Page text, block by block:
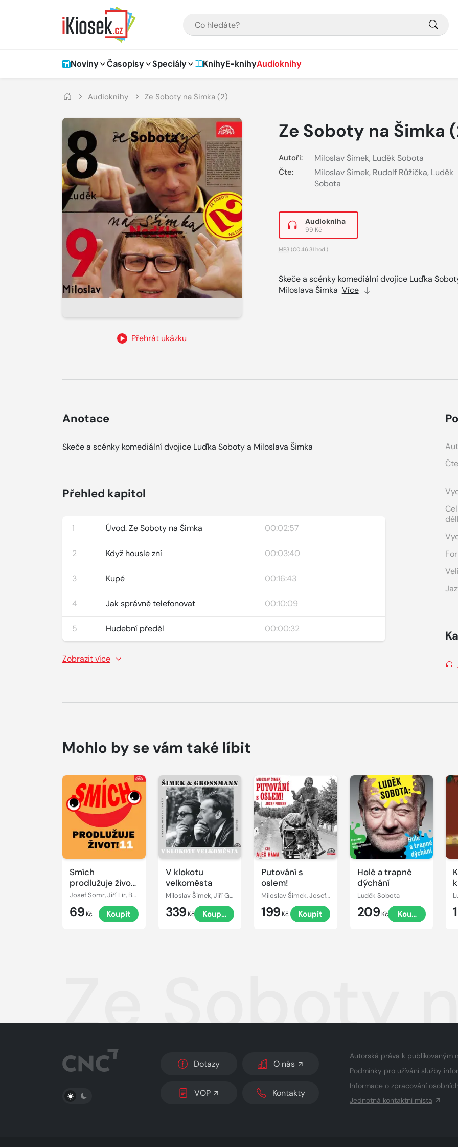
Hlavní navigace
Noviny Časopisy Speciály KnihyE-knihyAudioknihy
Audioknihy Ze Soboty na Šimka (2)
Přehrát ukázku
Ze Soboty na Šimka
Autoři: Miloslav Šimek, Luděk Sobota
Čte: Miloslav Šimek, Rudolf Růžička, Luděk
Sobota
Audiokniha
99 Kč
MP3(00:46:31 hod.)
Skeče a scénky komediální dvojice Luďka
Miloslava Šimka Více
Anotace
Skeče a scénky komediální dvojice Luďka Soboty a Miloslava Šimka
Přehled kapitol
1 Úvod. Ze Soboty na Šimka 00:02:57
2 Když housle zní 00:03:40
3 Kupé 00:16:43
4 Jak správně telefonovat 00:10:09
5 Hudební předěl 00:00:32
Zobrazit více
Mohlo by se vám také líbit
Smích
prodlužuje život!
11
Josef Somr, Jiří Lír, Barbora Hrzánová, Jiří Grossmann, Václav Postránecký, Miroslav Moravec, Jiří Štuchal, Josef Velda, Miloslav Šimek, František Nepil
69 Kč Koupit
Přehrát
ukázku
V klokotu
velkoměsta
Miloslav Šimek, Jiří Grossmann
339 Kč Koupit
Přehrát
ukázku
Putování s
oslem!
Miloslav Šimek, Josef Fousek
199 Kč Koupit
Přehrát
ukázku
Holé a trapné
dýchání
Luděk Sobota
209 Kč Koupit
Přehrát
ukázku
Ze Soboty
PŘEPNOUT SVĚTLÝ/TMAVÝ REŽIM
Dotazy O nás
VOP Kontakty
Autorská práva k publikovaným
Podmínky pro užívání služby
Informace o zpracování
Jednotná kontaktní místa